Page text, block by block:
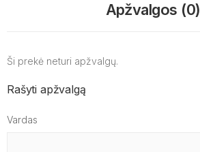
Apžvalgos (0)
Ši prekė neturi apžvalgų.
Rašyti apžvalgą
Vardas